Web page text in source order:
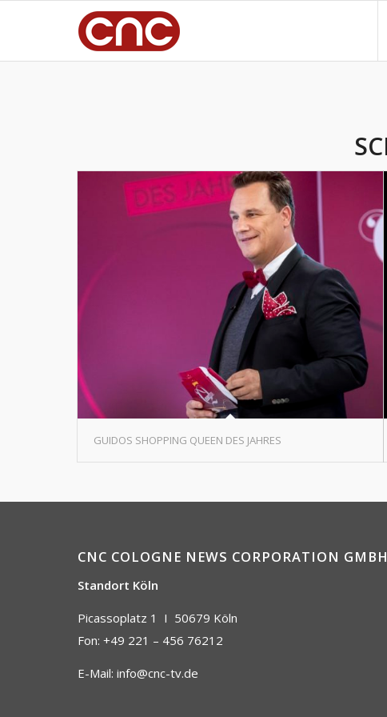
GUIDOS SHOPPING QUEEN DES JAHRES
CNC COLOGNE NEWS CORPORATION GMBH
Standort Köln
Picassoplatz 1 I 50679 Köln
Fon: +49 221 – 456 76212
E-Mail: info@cnc-tv.de